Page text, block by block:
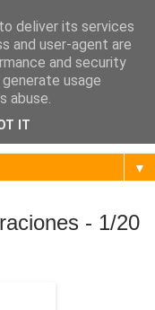
▼
- 1/20
deliver its services
and user-agent are
and security
usage
abuse.
IT